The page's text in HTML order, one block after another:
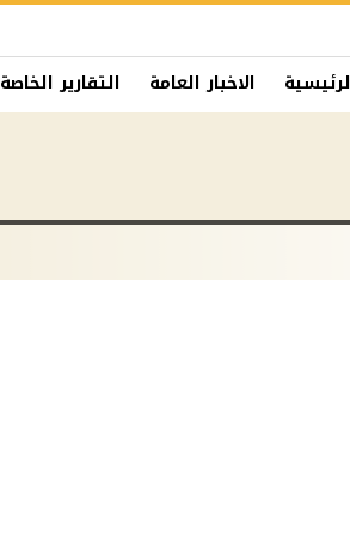
الاخبار العامة التقارير الخاصة